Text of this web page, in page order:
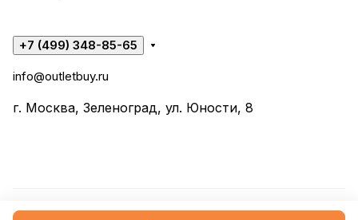
+7 (499) 348-85-65
info@outletbuy.ru
г. Москва, Зеленоград, ул. Юности, 8